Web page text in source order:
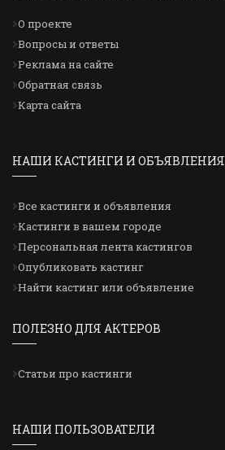
О проекте
Вопросы и ответы
Реклама на сайте
Обратная связь
Карта сайта
НАШИ КАСТИНГИ И ОБЪЯВЛЕНИЯ
Все кастинги и объявления
Кастинги в вашем городе
Персональная лента кастингов
Опубликовать кастинг
Найти кастинг или объявление
ПОЛЕЗНО ДЛЯ АКТЕРОВ
Статьи про кастинги
НАШИ ПОЛЬЗОВАТЕЛИ